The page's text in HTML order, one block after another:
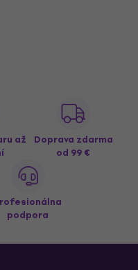
až
Doprava zdarma
od 99 €
podpora